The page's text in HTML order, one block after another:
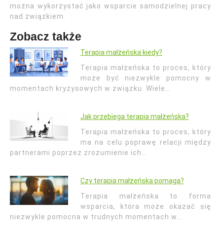
można wykorzystać jako wsparcie samodzielnej pracy
nad związkiem.
Zobacz także
Terapia małżeńska kiedy?
Terapia małżeńska to proces, który
może być niezwykle pomocny w
momentach kryzysowych w związku. Wiele…
Jak przebiega terapia małżeńska?
Terapia małżeńska to proces, który
ma na celu poprawę relacji między
partnerami poprzez zrozumienie ich…
Czy terapia małżeńska pomaga?
Terapia małżeńska to forma
wsparcia, która może okazać się
niezwykle pomocna w trudnych momentach w…